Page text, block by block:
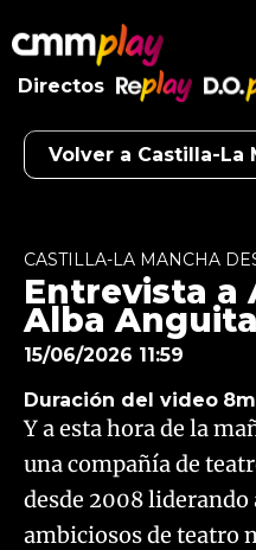
Directos
RePlay
Volver a Castilla-La
Algo
CASTILLA-LA MANCHA
Entrevista a
Alba
15/06/2026 11:59
Duración del video
Y a esta hora de la
una compañía de
desde 2008
ambiciosos de teatro